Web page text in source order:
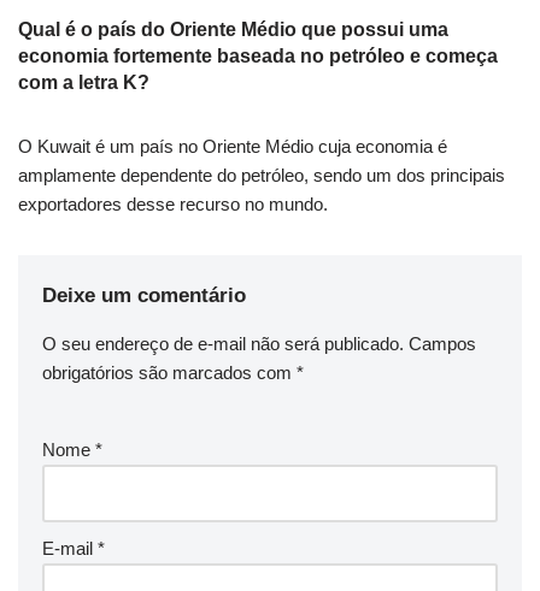
Qual é o país do Oriente Médio que possui uma
economia fortemente baseada no petróleo e começa
com a letra K?
O Kuwait é um país no Oriente Médio cuja economia é
amplamente dependente do petróleo, sendo um dos principais
exportadores desse recurso no mundo.
Deixe um comentário
O seu endereço de e-mail não será publicado. Campos
obrigatórios são marcados com *
Nome *
E-mail *